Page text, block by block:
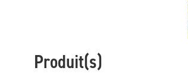
Produit(s)